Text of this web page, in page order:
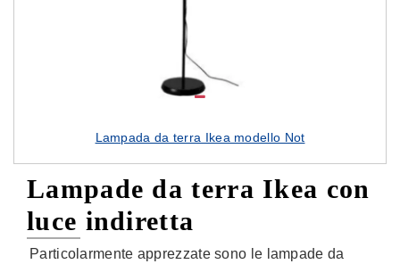
Lampada da terra Ikea modello Not
Lampade da terra Ikea con
luce indiretta
Particolarmente apprezzate sono le lampade da